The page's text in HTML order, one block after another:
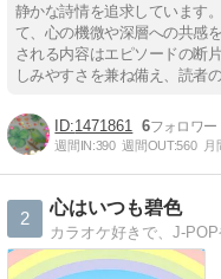
静かな詩情を追求しています
て、心の機微や深層への共感
される内容はエピソードの断
しみやすさを兼ね備え、読者
1471861 6
週間IN:390 週間OUT:560 月
2
心はいつも碧色